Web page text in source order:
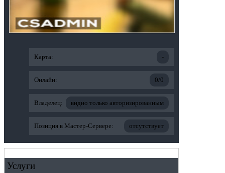
Карта: -
Онлайн: 0/0
Владелец: видно только авторизированным
Позиция в Мастер-Сервере: отсутствует
Услуги